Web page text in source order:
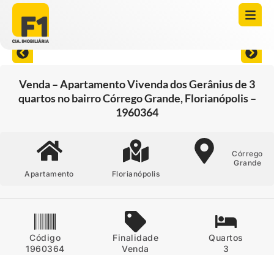
Venda – Apartamento Vivenda dos Gerânius de 3
quartos no bairro Córrego Grande, Florianópolis –
1960364
Apartamento Florianópolis
Córrego
Grande
Código
1960364
Finalidade
Venda
Quartos
3